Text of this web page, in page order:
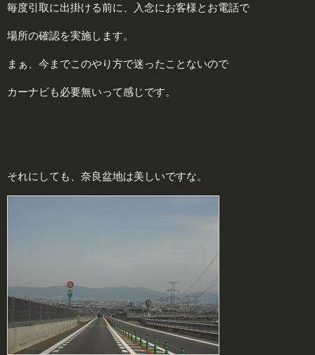
毎度引取に出掛ける前に、入念にお客様とお電話で
場所の確認を実施します。
まぁ、今までこのやり方で迷ったことないので
カーナビも必要無いって感じです。
それにしても、奈良盆地は美しいですな。